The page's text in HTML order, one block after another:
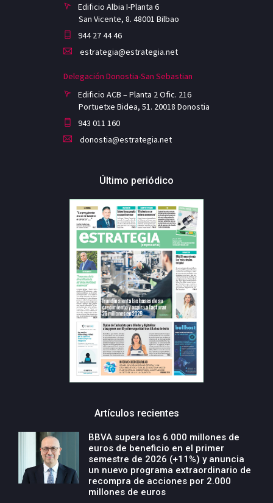
Edificio Albia I-Planta 6
San Vicente, 8. 48001 Bilbao
944 27 44 46
estrategia@estrategia.net
Delegación Donostia-San Sebastian
Edificio ACB – Planta 2 Ofic. 216
Portuetxe Bidea, 51. 20018 Donostia
943 011 160
donostia@estrategia.net
Último periódico
Artículos recientes
BBVA supera los 6.000 millones de
euros de beneficio en el primer
semestre de 2026 (+11%) y anuncia
un nuevo programa extraordinario de
recompra de acciones por 2.000
millones de euros